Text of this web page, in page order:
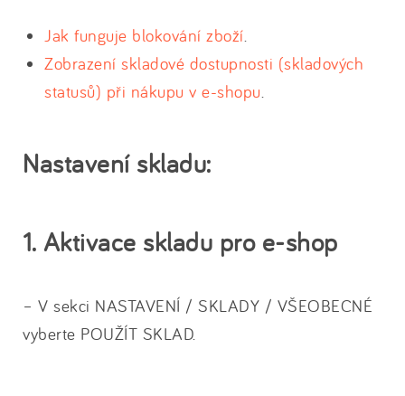
Jak funguje blokování zboží.
Zobrazení skladové dostupnosti (skladových
statusů) při nákupu v e-shopu.
Nastavení skladu:
1. Aktivace skladu pro e-shop
– V sekci NASTAVENÍ / SKLADY / VŠEOBECNÉ
vyberte POUŽÍT SKLAD.